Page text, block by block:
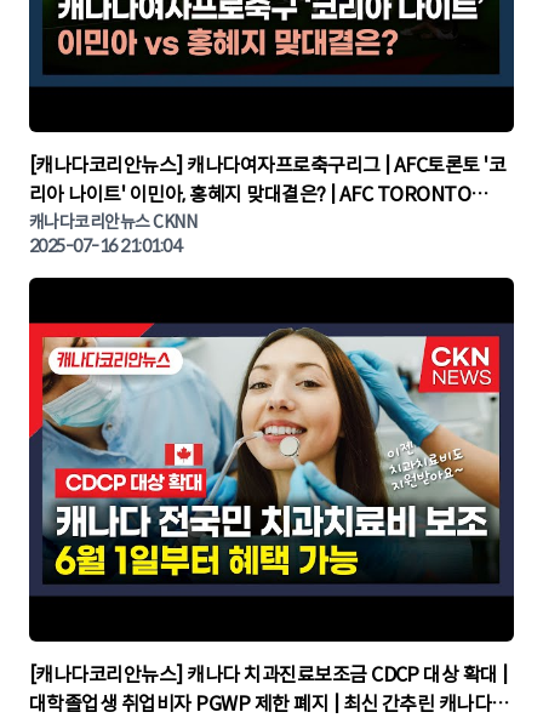
▶
[캐나다코리안뉴스] 캐나다여자프로축구리그 | AFC토론토 '코
리아 나이트' 이민아, 홍혜지 맞대결은? | AFC TORONTO
KOREA NIGHT | 캐나다뉴스 | 토론토뉴스
캐나다코리안뉴스 CKNN
2025-07-16 21:01:04
▶
[캐나다코리안뉴스] 캐나다 치과진료보조금 CDCP 대상 확대 |
대학졸업생 취업비자 PGWP 제한 폐지 | 최신 간추린 캐나다뉴